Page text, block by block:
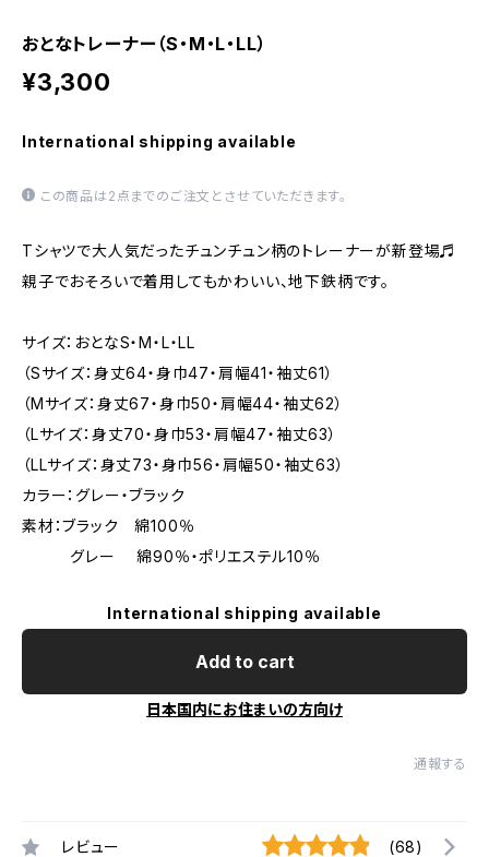
おとなトレーナー（S・M・L・LL）
¥3,300
International shipping available
この商品は2点までのご注文とさせていただきます。
Tシャツで大人気だったチュンチュン柄のトレーナーが新登場♬
親子でおそろいで着用してもかわいい、地下鉄柄です。
サイズ：おとなS・M・L・LL
（Sサイズ：身丈64・身巾47・肩幅41・袖丈61）
（Mサイズ：身丈67・身巾50・肩幅44・袖丈62）
（Lサイズ：身丈70・身巾53・肩幅47・袖丈63）
（LLサイズ：身丈73・身巾56・肩幅50・袖丈63）
カラー：グレー・ブラック
素材：ブラック 綿100％
グレー 綿90％・ポリエステル10％
International shipping available
Add to cart
日本国内にお住まいの方向け
通報する
レビュー (68)